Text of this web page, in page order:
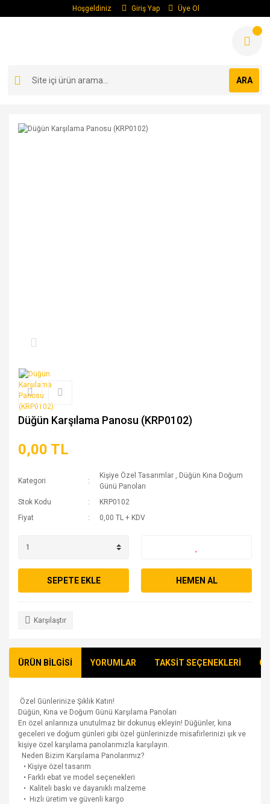
Hoşgeldiniz Giriş Yap Üye Ol
ARA
Düğün Karşılama Panosu (KRP0102)
0,00 TL
Kategori
Kişiye Özel Tasarımlar , Düğün Kına Doğum
Günü Panoları
Stok Kodu
KRP0102
Fiyat
0,00 TL + KDV
SEPETE EKLE HEMEN AL
Karşılaştır
ÜRÜN BİLGİSİ YORUMLAR TAKSİT SEÇENEKLERİ
Özel Günlerinize Şıklık Katın!
Düğün, Kına ve Doğum Günü Karşılama Panoları
En özel anlarınıza unutulmaz bir dokunuş ekleyin! Düğünler, kına
geceleri ve doğum günleri gibi özel günlerinizde misafirlerinizi şık ve
kişiye özel karşılama panolarımızla karşılayın.
Neden Bizim Karşılama Panolarımız?
• Kişiye özel tasarım
• Farklı ebat ve model seçenekleri
• Kaliteli baskı ve dayanıklı malzeme
• Hızlı üretim ve güvenli kargo